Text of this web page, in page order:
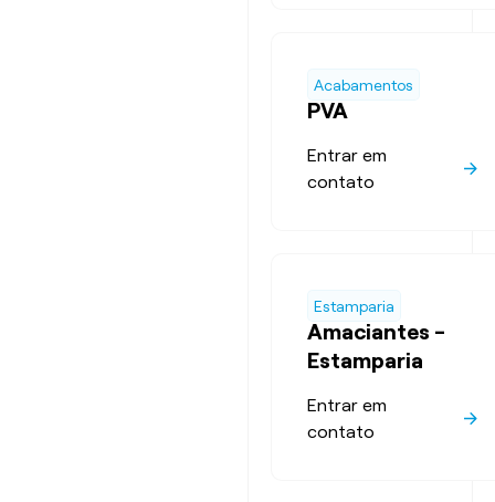
Acabamentos
PVA
Entrar em
contato
Estamparia
Amaciantes -
Estamparia
Entrar em
contato